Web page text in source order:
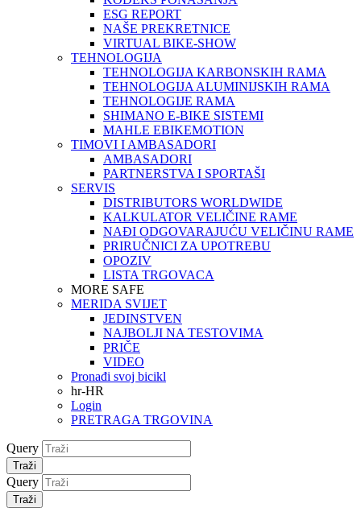
ESG REPORT
NAŠE PREKRETNICE
VIRTUAL BIKE-SHOW
TEHNOLOGIJA
TEHNOLOGIJA KARBONSKIH RAMA
TEHNOLOGIJA ALUMINIJSKIH RAMA
TEHNOLOGIJE RAMA
SHIMANO E-BIKE SISTEMI
MAHLE EBIKEMOTION
TIMOVI I AMBASADORI
AMBASADORI
PARTNERSTVA I SPORTAŠI
SERVIS
DISTRIBUTORS WORLDWIDE
KALKULATOR VELIČINE RAME
NAĐI ODGOVARAJUĆU VELIČINU RAME
PRIRUČNICI ZA UPOTREBU
OPOZIV
LISTA TRGOVACA
MORE SAFE
MERIDA SVIJET
JEDINSTVEN
NAJBOLJI NA TESTOVIMA
PRIČE
VIDEO
Pronađi svoj bicikl
hr-HR
Login
PRETRAGA TRGOVINA
Query
Traži
Query
Traži